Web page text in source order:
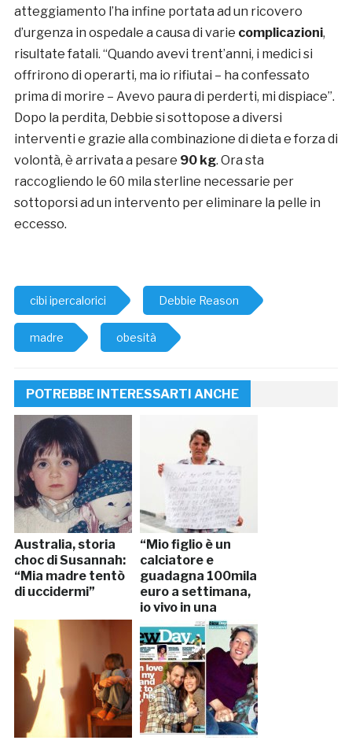
atteggiamento l’ha infine portata ad un ricovero
d’urgenza in ospedale a causa di varie complicazioni,
risultate fatali. “Quando avevi trent’anni, i medici si
offrirono di operarti, ma io rifiutai – ha confessato
prima di morire – Avevo paura di perderti, mi dispiace”.
Dopo la perdita, Debbie si sottopose a diversi
interventi e grazie alla combinazione di dieta e forza di
volontà, è arrivata a pesare 90 kg. Ora sta
raccogliendo le 60 mila sterline necessarie per
sottoporsi ad un intervento per eliminare la pelle in
eccesso.
cibi ipercalorici Debbie Reason
madre obesità
POTREBBE INTERESSARTI ANCHE
Australia, storia
choc di Susannah:
“Mia madre tentò
di uccidermi”
“Mio figlio è un
calciatore e
guadagna 100mila
euro a settimana,
io vivo in una
topaia”